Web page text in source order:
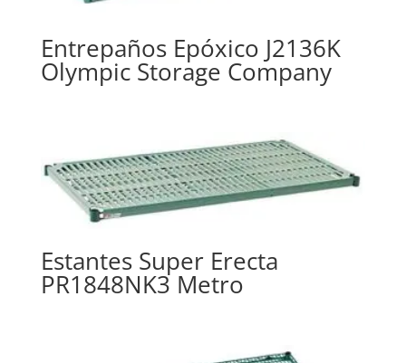
Entrepaños Epóxico J2136K
Olympic Storage Company
Estantes Super Erecta
PR1848NK3 Metro